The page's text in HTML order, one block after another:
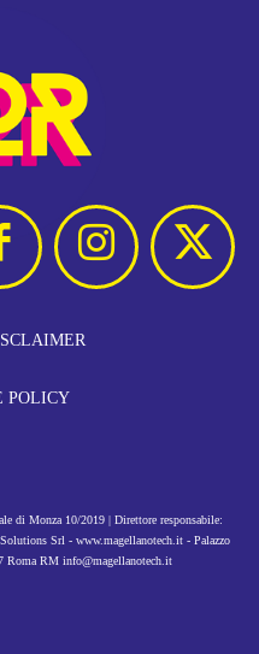
POLICY
di Monza 10/2019 | Direttore responsabile:
Srl - www.magellanotech.it - Palazzo
Roma RM info@magellanotech.it